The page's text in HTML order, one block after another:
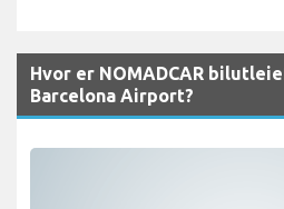
Hvor er NOMADCAR
Barcelona Airport?